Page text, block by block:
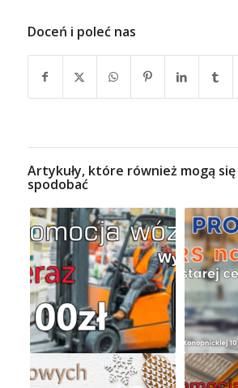
Doceń i poleć nas
Artykuły, które również mogą
spodobać